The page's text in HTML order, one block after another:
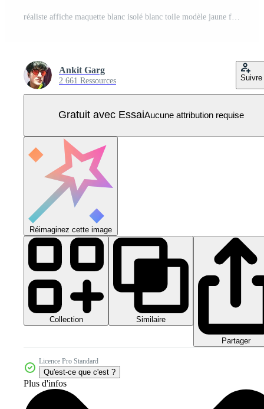
Ankit Garg
2 661 Ressources Suivre
Gratuit avec EssaiAucune attribution requise
Réimaginez cette image
Collection Similaire
Partager
Licence Pro Standard
Qu'est-ce que c'est ?
Plus d'infos